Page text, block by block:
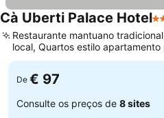
Cà Uberti Palace Hotel4
Restaurante mantuano
local, Quartos estilo apartamento
famílias
De € 97
Consulte os preços de 8 sites